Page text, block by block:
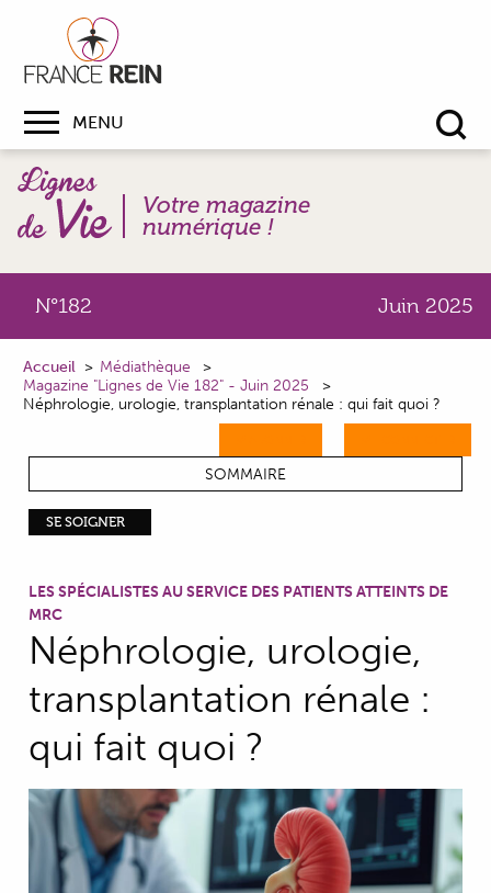
MENU
Votre magazine
numérique !
N°182 Juin 2025
Accueil
Médiathèque
Magazine "Lignes de Vie 182" - Juin 2025
Néphrologie, urologie, transplantation rénale : qui fait quoi ?
SOMMAIRE
SE SOIGNER
LES SPÉCIALISTES AU SERVICE DES PATIENTS ATTEINTS DE
MRC
Néphrologie, urologie,
transplantation rénale :
qui fait quoi ?